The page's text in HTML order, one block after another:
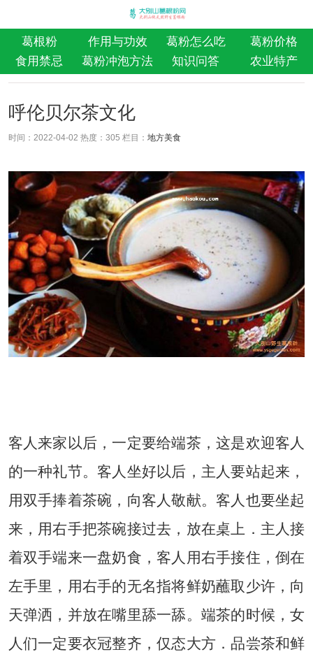
葛根粉 作用与功效 葛粉怎么吃
葛粉价格
食用禁忌
葛粉冲泡方法 知识问答 农业特产
呼伦贝尔茶文化
时间：2022-04-02 热度： 305 栏目： 地方美食
客人来家以后，一定要给端茶，这是欢迎客人
的一种礼节。客人坐好以后，主人要站起来，
用双手捧着茶碗，向客人敬献。客人也要坐起
来，用右手把茶碗接过去，放在桌上．主人接
着双手端来一盘奶食，客人用右手接住，倒在
左手里，用右手的无名指将鲜奶蘸取少许，向
天弹洒，并放在嘴里舔一舔。端茶的时候，女
人们一定要衣冠整齐，仅态大方．品尝茶和鲜